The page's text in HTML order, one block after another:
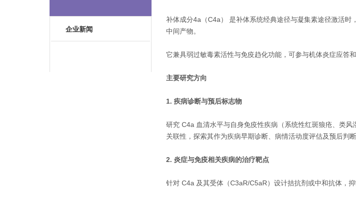
企业新闻
补体成分4a（C4a） 是补体系统经典途径与凝集素途径激活
中间产物。
它兼具弱过敏毒素活性与免疫趋化功能，可参与机体炎症应答
主要研究方向
1. 疾病诊断与预后标志物
研究 C4a 血清水平与自身免疫性疾病（系统性红斑狼疮、类
关联性，探索其作为疾病早期诊断、病情活动度评估及预后判断
2. 炎症与免疫相关疾病的治疗靶点
针对 C4a 及其受体（C3aR/C5aR）设计拮抗剂或中和抗体，